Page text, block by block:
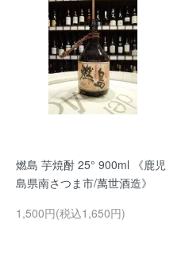
燃島 芋焼酎 25° 900ml 《鹿児
島県南さつま市/萬世酒造》
1,500円(税込1,650円)